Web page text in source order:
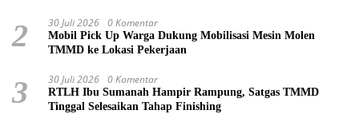
2 30 Juli 2026 0 Komentar
Mobil Pick Up Warga Dukung Mobilisasi Mesin Molen
TMMD ke Lokasi Pekerjaan
3 30 Juli 2026 0 Komentar
RTLH Ibu Sumanah Hampir Rampung, Satgas TMMD
Tinggal Selesaikan Tahap Finishing